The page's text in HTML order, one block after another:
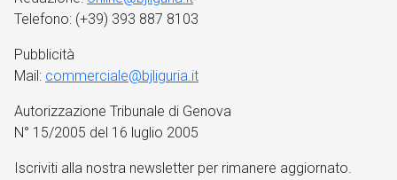
Telefono: (+39) 393 887 8103
Pubblicità
Mail: commerciale@bjliguria.it
Autorizzazione Tribunale di Genova
N° 15/2005 del 16 luglio 2005
Iscriviti alla nostra newsletter per rimanere aggiornato.